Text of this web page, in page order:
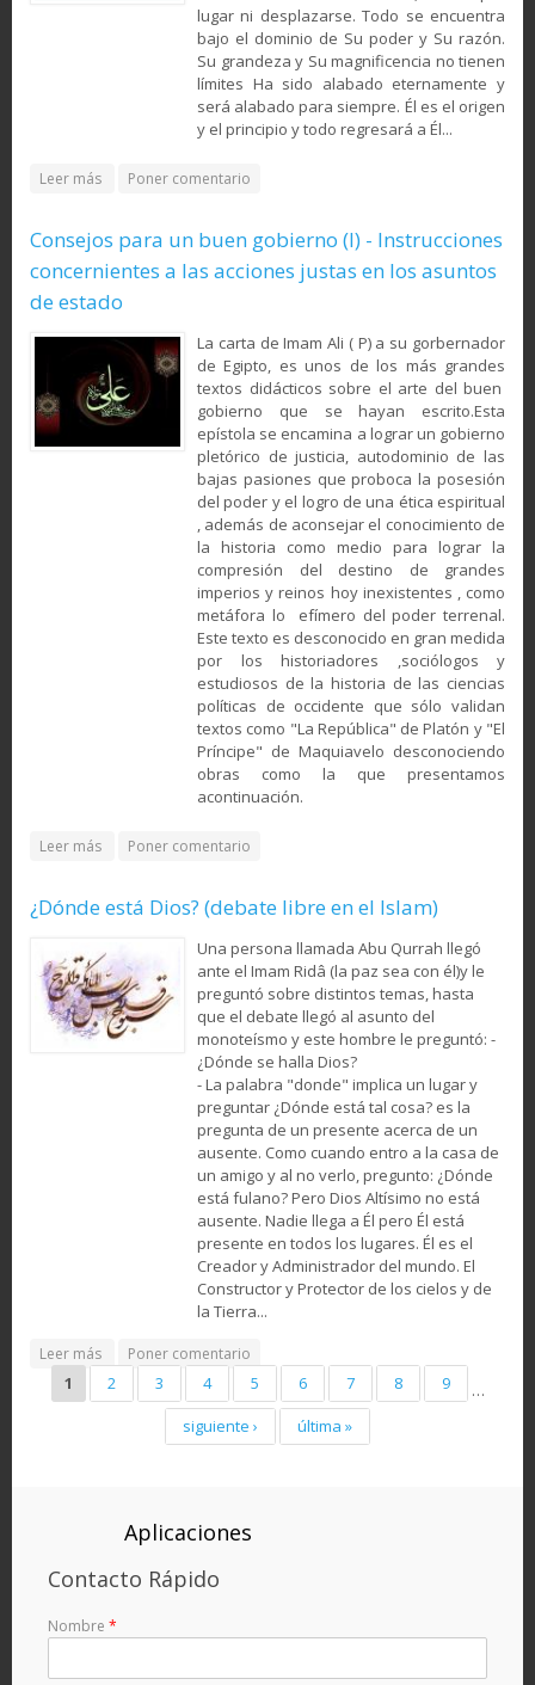
lugar ni desplazarse. Todo se encuentra
bajo el dominio de Su poder y Su razón.
Su grandeza y Su magnificencia no tienen
límites Ha sido alabado eternamente y
será alabado para siempre. Él es el origen
y el principio y todo regresará a Él...
Leer más about Jutbah Gadir - Sermón del Enviado de Dios (PB) en el
Poner comentario
Consejos para un buen gobierno (I) - Instrucciones
concernientes a las acciones justas en los asuntos
de estado
La carta de Imam Ali ( P) a su gorbernador
de Egipto, es unos de los más grandes
textos didácticos sobre el arte del buen
gobierno que se hayan escrito.Esta
epístola se encamina a lograr un gobierno
pletórico de justicia, autodominio de las
bajas pasiones que proboca la posesión
del poder y el logro de una ética espiritual
, además de aconsejar el conocimiento de
la historia como medio para lograr la
compresión del destino de grandes
imperios y reinos hoy inexistentes , como
metáfora lo efímero del poder terrenal.
Este texto es desconocido en gran medida
por los historiadores ,sociólogos y
estudiosos de la historia de las ciencias
políticas de occidente que sólo validan
textos como "La República" de Platón y "El
Príncipe" de Maquiavelo desconociendo
obras como la que presentamos
acontinuación.
Leer más about Consejos para un buen gobierno (I) - Instrucciones
Poner comentario
¿Dónde está Dios? (debate libre en el Islam)
Una persona llamada Abu Qurrah llegó
ante el Imam Ridâ (la paz sea con él)y le
preguntó sobre distintos temas, hasta
que el debate llegó al asunto del
monoteísmo y este hombre le preguntó: -
¿Dónde se halla Dios?
- La palabra "donde" implica un lugar y
preguntar ¿Dónde está tal cosa? es la
pregunta de un presente acerca de un
ausente. Como cuando entro a la casa de
un amigo y al no verlo, pregunto: ¿Dónde
está fulano? Pero Dios Altísimo no está
ausente. Nadie llega a Él pero Él está
presente en todos los lugares. Él es el
Creador y Administrador del mundo. El
Constructor y Protector de los cielos y de
la Tierra...
Leer más about ¿Dónde está Dios? (debate libre en el Islam)
Poner comentario
Pages
1 2 3 4 5 6 7 8 9
…
siguiente ›
última »
Aplicaciones
Contacto Rápido
Nombre *